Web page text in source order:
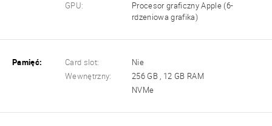
GPU:
Procesor graficzny Apple (6-
rdzeniowa grafika)
Pamięć: Card slot:
Nie
Wewnętrzny:
256 GB , 12 GB RAM
NVMe